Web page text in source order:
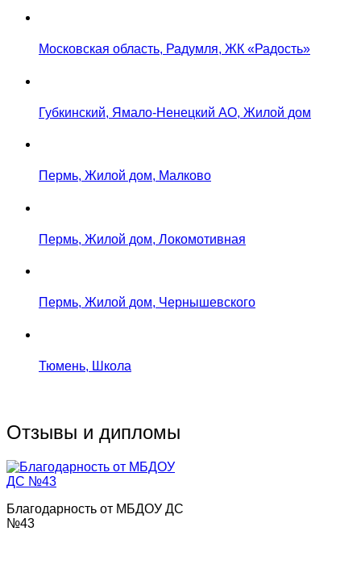
Московская область, Радумля, ЖК «Радость»
Губкинский, Ямало-Ненецкий АО, Жилой дом
Пермь, Жилой дом, Малково
Пермь, Жилой дом, Локомотивная
Пермь, Жилой дом, Чернышевского
Тюмень, Школа
Отзывы и дипломы
Благодарность от МБДОУ ДС
№43